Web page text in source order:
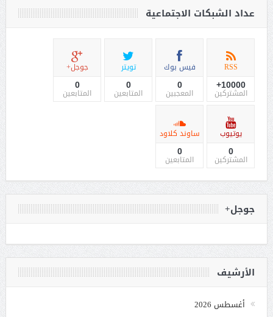
عداد الشبكات الاجتماعية
RSS
10000+
المشتركين
فيس بوك
0
المعجبين
تويتر
0
المتابعين
جوجل+
0
المتابعين
يوتيوب
0
المشتركين
ساوند كلاود
0
المتابعين
جوجل+
الأرشيف
أغسطس 2026